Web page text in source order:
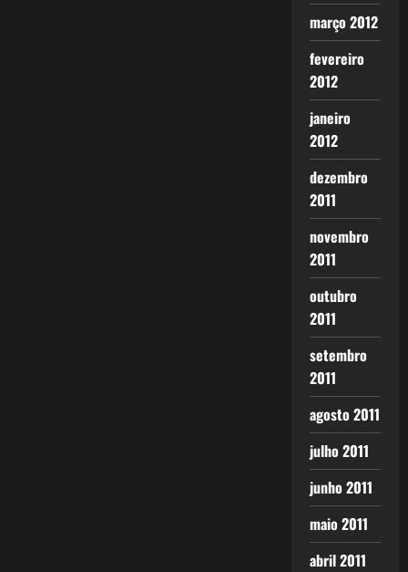
março 2012
fevereiro
2012
janeiro
2012
dezembro
2011
novembro
2011
outubro
2011
setembro
2011
agosto 2011
julho 2011
junho 2011
maio 2011
abril 2011